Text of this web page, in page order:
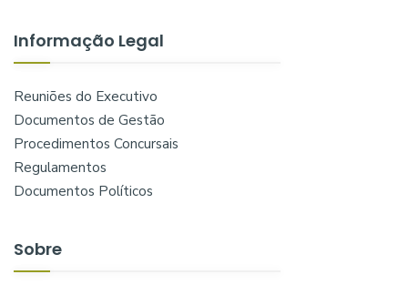
Informação Legal
Reuniões do Executivo
Documentos de Gestão
Procedimentos Concursais
Regulamentos
Documentos Políticos
Sobre